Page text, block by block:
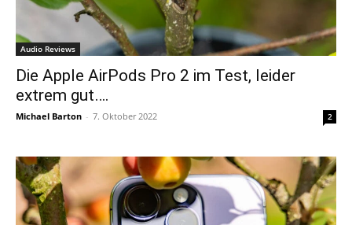
Audio Reviews
Die Apple AirPods Pro 2 im Test, leider
extrem gut….
Michael Barton - 7. Oktober 2022 2